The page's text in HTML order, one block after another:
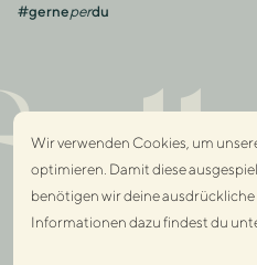
#gerneperdu
Wir verwenden Cookies, um
optimieren. Damit diese
benötigen wir deine
Informationen dazu findest du